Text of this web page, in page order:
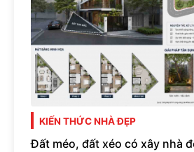
KIẾN THỨC NHÀ ĐẸP
Đất méo, đất xéo có xây nhà